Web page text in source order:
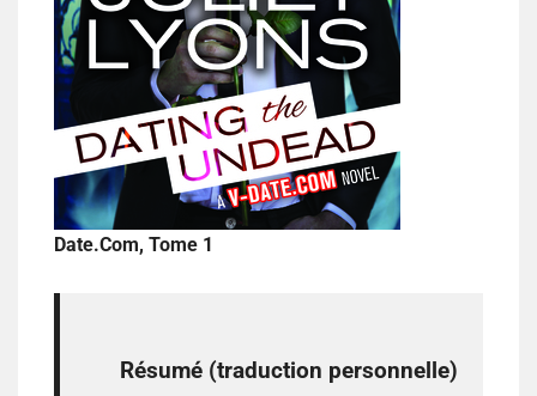
Date.Com, Tome 1
Résumé (traduction personnelle)